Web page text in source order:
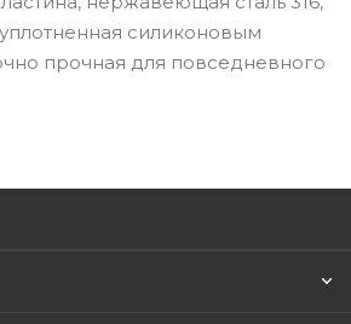
силиконовым
прочная для повседневного